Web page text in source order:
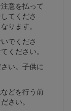
意を払って
てくださ
ります。
でくださ
ください。
い。子供に
どを行う前
さい。